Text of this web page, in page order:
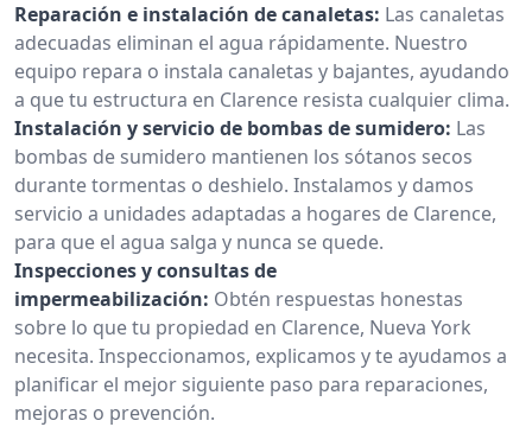
Reparación e instalación de canaletas: Las canaletas
adecuadas eliminan el agua rápidamente. Nuestro
equipo repara o instala canaletas y bajantes, ayudando
a que tu estructura en Clarence resista cualquier clima.
Instalación y servicio de bombas de sumidero: Las
bombas de sumidero mantienen los sótanos secos
durante tormentas o deshielo. Instalamos y damos
servicio a unidades adaptadas a hogares de Clarence,
para que el agua salga y nunca se quede.
Inspecciones y consultas de
impermeabilización: Obtén respuestas honestas
sobre lo que tu propiedad en Clarence, Nueva York
necesita. Inspeccionamos, explicamos y te ayudamos a
planificar el mejor siguiente paso para reparaciones,
mejoras o prevención.